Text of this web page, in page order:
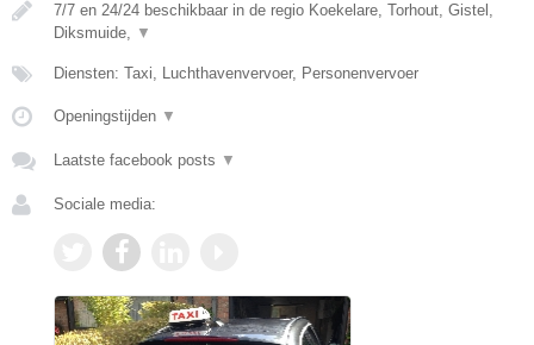
7/7 en 24/24 beschikbaar in de regio Koekelare, Torhout, Gistel,
Diksmuide, ▼
Diensten: Taxi, Luchthavenvervoer, Personenvervoer
Openingstijden ▼
Laatste facebook posts ▼
Sociale media: